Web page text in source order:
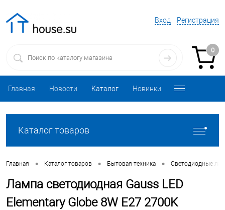
Вход Регистрация
0
Главная Новости Каталог Новинки
Каталог товаров
Главная • Каталог товаров • Бытовая техника • Светодиодные
Лампа светодиодная Gauss LED
Elementary Globe 8W E27 2700K